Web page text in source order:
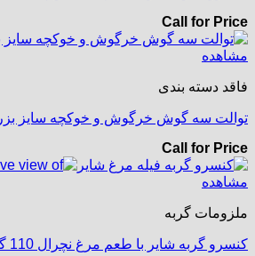
Call for Price
مشاهده
فاقد دسته بندی
توالت سه گوش خرگوش و خوکچه سایز
Call for Price
مشاهده
ملزومات گربه
کنسرو گربه شایر با طعم مرغ نچرال 110 گرمی